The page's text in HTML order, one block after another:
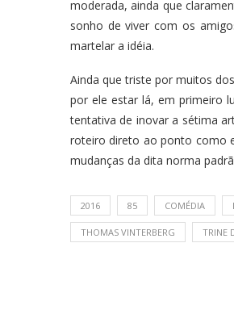
moderada, ainda que
sonho de viver com os
martelar a idéia.
Ainda que triste por muitos
por ele estar lá, em primeiro
tentativa de inovar a sétima
roteiro direto ao ponto como
mudanças da dita norma
2016 85 COMÉDIA
THOMAS VINTERBERG TRINE